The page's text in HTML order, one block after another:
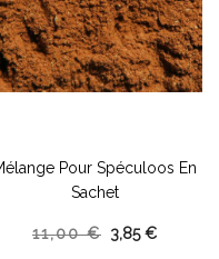
Pour Spéculoos En
Sachet
11,00 € 3,85 €